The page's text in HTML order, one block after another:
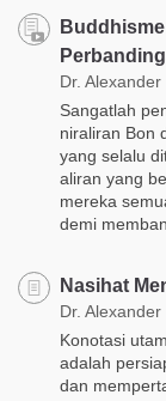
Dr. Alexander
Sangatlah
niraliran Bon
yang selalu
aliran yang
mereka
demi
Nasihat
Dr. Alexander
Konotasi
adalah
dan